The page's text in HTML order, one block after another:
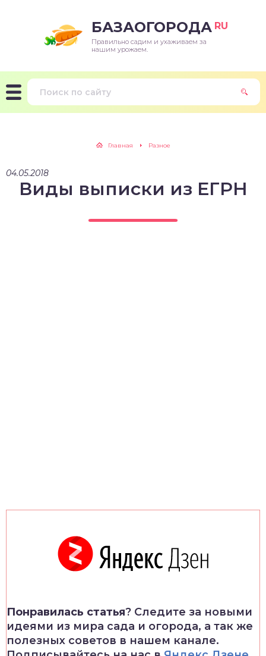
БАЗАОГОРОДА RU
Правильно садим и ухаживаем за
нашим урожаем.
Главная Разное
04.05.2018
Виды выписки из ЕГРН
Понравилась статья? Следите за новыми
идеями из мира сада и огорода, а так же
полезных советов в нашем канале.